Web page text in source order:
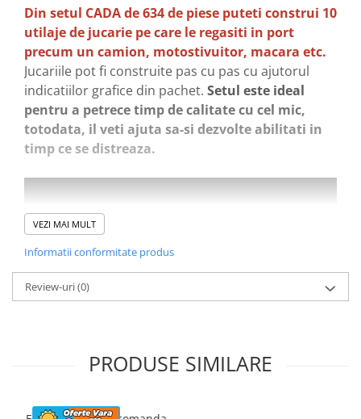
Din setul CADA de 634 de piese puteti construi 10
utilaje de jucarie pe care le regasiti in port
precum un camion, motostivuitor, macara etc.
Jucariile pot fi construite pas cu pas cu ajutorul
indicatiilor grafice din pachet. Setul este ideal
pentru a petrece timp de calitate cu cel mic,
totodata, il veti ajuta sa-si dezvolte abilitati in
timp ce se distreaza.
VEZI MAI MULT
Informatii conformitate produs
Review-uri(0)
PRODUSE SIMILARE